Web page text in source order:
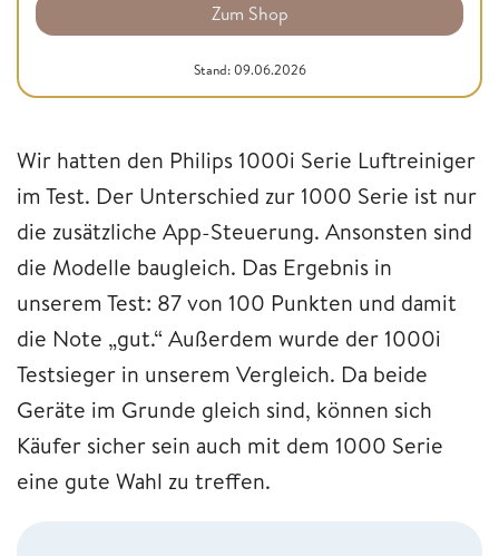
Zum Shop
Stand: 09.06.2026
Wir hatten den Philips 1000i Serie Luftreiniger
im Test. Der Unterschied zur 1000 Serie ist nur
die zusätzliche App-Steuerung. Ansonsten sind
die Modelle baugleich. Das Ergebnis in
unserem Test: 87 von 100 Punkten und damit
die Note „gut.“ Außerdem wurde der 1000i
Testsieger in unserem Vergleich. Da beide
Geräte im Grunde gleich sind, können sich
Käufer sicher sein auch mit dem 1000 Serie
eine gute Wahl zu treffen.